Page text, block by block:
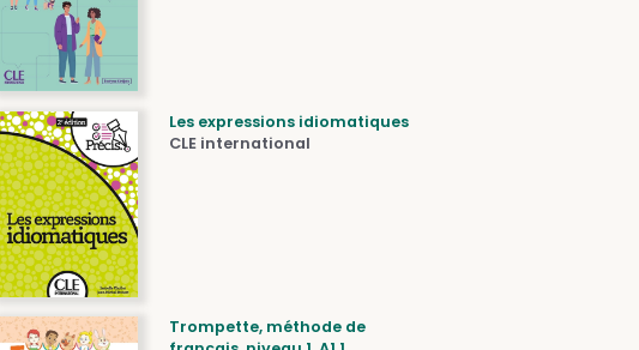
Les expressions idiomatiques
CLE international
Trompette, méthode de